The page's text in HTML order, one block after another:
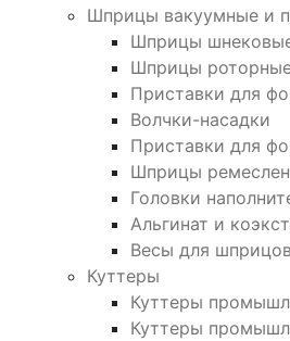
Шприцы вакуумные и
Шприцы
Шприцы
Приставки для
Волчки-насадки
Приставки для
Шприцы
Головки
Альгинат и
Весы для шприцов
Куттеры
Куттеры
Куттеры